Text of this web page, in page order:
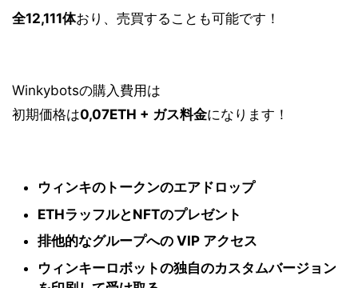
全12,111体おり、売買することも可能です！
Winkybotsの購入費用は
初期価格は0,07ETH + ガス料金になります！
ウィンキのトークンのエアドロップ
ETHラッフルとNFTのプレゼント
排他的なグループへの VIP アクセス
ウィンキーロボットの独自のカスタムバージョン